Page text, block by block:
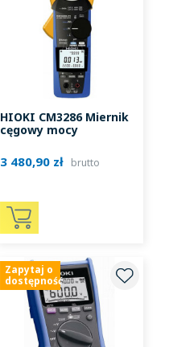
HIOKI CM3286 Miernik
cęgowy mocy
3 480,90 zł brutto
Zapytaj o
dostępność